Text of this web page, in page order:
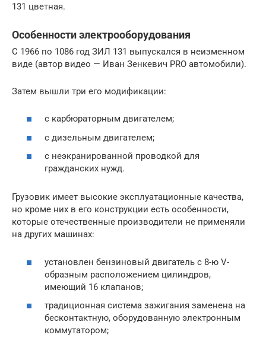
131 цветная.
Особенности электрооборудования
С 1966 по 1086 год ЗИЛ 131 выпускался в неизменном
виде (автор видео — Иван Зенкевич PRO автомобили).
Затем вышли три его модификации:
с карбюраторным двигателем;
с дизельным двигателем;
с неэкранированной проводкой для
гражданских нужд.
Грузовик имеет высокие эксплуатационные качества,
но кроме них в его конструкции есть особенности,
которые отечественные производители не применяли
на других машинах:
установлен бензиновый двигатель с 8-ю V-
образным расположением цилиндров,
имеющий 16 клапанов;
традиционная система зажигания заменена на
бесконтактную, оборудованную электронным
коммутатором;